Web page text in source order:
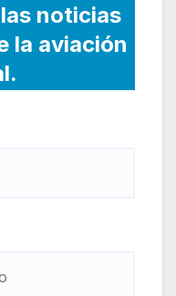
noticias
la aviación